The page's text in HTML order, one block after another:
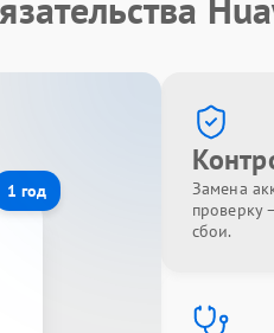
1 год
Замена
проверку
сбои.